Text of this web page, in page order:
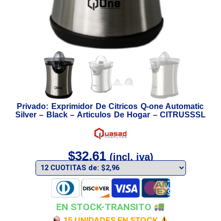
Privado: Exprimidor De Citricos Q-one Automatic
Silver – Black – Articulos De Hogar – CITRUSSSL
$32,61 (incl. iva)
EN STOCK-TRANSITO